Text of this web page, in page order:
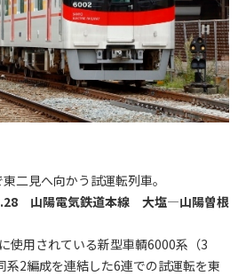
二見へ向かう試運転列車。
山陽電気鉄道本線 大塩―山陽曽根
使用されている新型車輌6000系（3
2編成を連結した6連での試運転を東